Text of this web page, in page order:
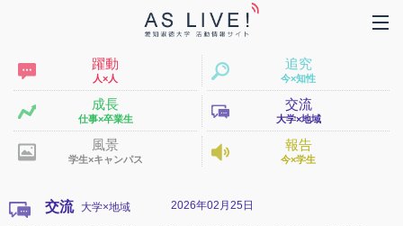
躍動
人×人
追究
今×知性
成長
仕事×卒業生
交流
大学×地域
風景
学生×キャンパス
報告
今×学生
交流 2026年02月25日